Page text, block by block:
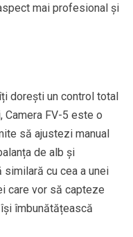
mai profesional și
dorești un control total
FV-5 este o
să ajustezi manual
de alb și
cu cea a unei
care vor să capteze
îmbunătățească